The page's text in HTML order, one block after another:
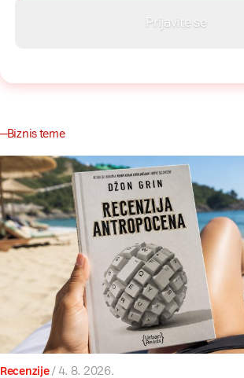
Biznis teme
Recenzije/4. 8. 2026.